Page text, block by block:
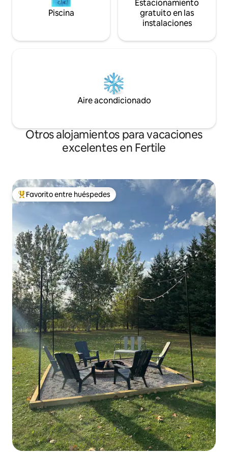
Piscina
Estacionamiento
gratuito en las
instalaciones
Aire acondicionado
Otros alojamientos para vacaciones
excelentes en Fertile
Favorito entre huéspedes preferido
Favorito entre huéspedes